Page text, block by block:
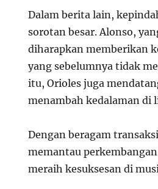
Dalam berita lain,
sorotan besar. Alonso,
diharapkan memberikan
yang sebelumnya tidak
itu, Orioles juga
menambah kedalaman di
Dengan beragam
memantau
meraih kesuksesan di